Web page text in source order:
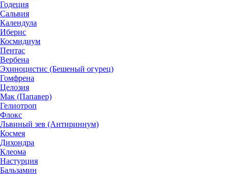
Годеция
Сальвия
Календула
Иберис
Космидиум
Пентас
Вербена
Эхиноцистис (Бешеный огурец)
Гомфрена
Целозия
Мак (Папавер)
Гелиотроп
Флокс
Львиный зев (Антириннум)
Космея
Дихондра
Клеома
Настурция
Бальзамин